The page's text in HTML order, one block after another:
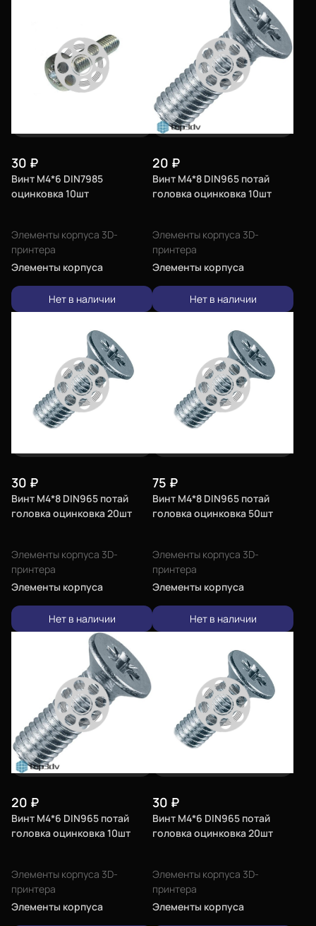
30 ₽
Винт М4*6 DIN7985
оцинковка 10шт
Элементы корпуса 3D-
принтера
Элементы корпуса
Нет в наличии
20 ₽
Винт М4*8 DIN965 потай
головка оцинковка 10шт
Элементы корпуса 3D-
принтера
Элементы корпуса
Нет в наличии
30 ₽
Винт М4*8 DIN965 потай
головка оцинковка 20шт
Элементы корпуса 3D-
принтера
Элементы корпуса
Нет в наличии
75 ₽
Винт М4*8 DIN965 потай
головка оцинковка 50шт
Элементы корпуса 3D-
принтера
Элементы корпуса
Нет в наличии
20 ₽
Винт М4*6 DIN965 потай
головка оцинковка 10шт
Элементы корпуса 3D-
принтера
Элементы корпуса
30 ₽
Винт М4*6 DIN965 потай
головка оцинковка 20шт
Элементы корпуса 3D-
принтера
Элементы корпуса